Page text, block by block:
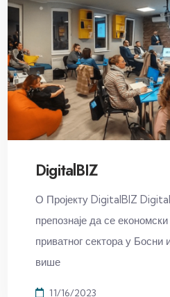
DigitalBIZ
О Пројекту DigitalBIZ
препознаје да се економски
приватног сектора у Босни
више
11/16/2023